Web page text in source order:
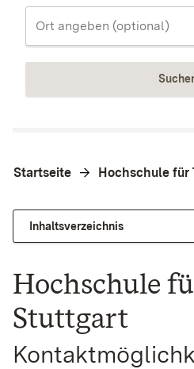
Startseite Hochschule
Inhaltsverzeichnis
Hochschule
Stuttgart